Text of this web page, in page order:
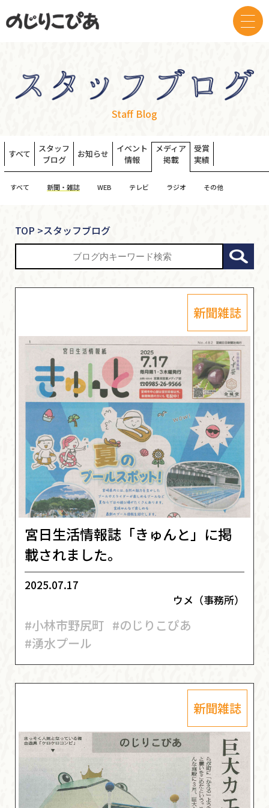
Staff Blog
すべて
スタッフ
ブログ
お知らせ
イベント
情報
メディア
掲載
受賞
実績
すべて 新聞・雑誌 WEB テレビ ラジオ その他
TOP >スタッフブログ
新聞雑誌
宮日生活情報誌「きゅんと」に掲
載されました。
2025.07.17
ウメ（事務所）
#小林市野尻町 #のじりこぴあ
#湧水プール
新聞雑誌